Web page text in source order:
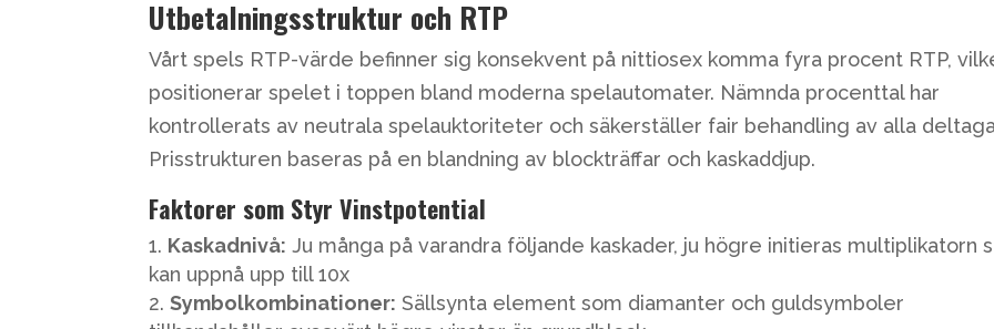
Utbetalningsstruktur och RTP
Vårt spels RTP-värde befinner sig konsekvent på nittiosex komma fyra procent RTP,
positionerar spelet i toppen bland moderna spelautomater. Nämnda procenttal har
kontrollerats av neutrala spelauktoriteter och säkerställer fair behandling av alla
Prisstrukturen baseras på en blandning av blockträffar och kaskaddjup.
Faktorer som Styr Vinstpotential
Kaskadnivå: Ju många på varandra följande kaskader, ju högre initieras multiplikatorn
kan uppnå upp till 10x
Symbolkombinationer: Sällsynta element som diamanter och guldsymboler